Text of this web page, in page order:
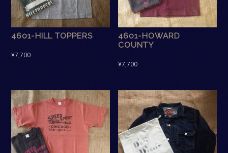
4601-HILL TOPPERS
¥7,700
4601-HOWARD
COUNTY
¥7,700